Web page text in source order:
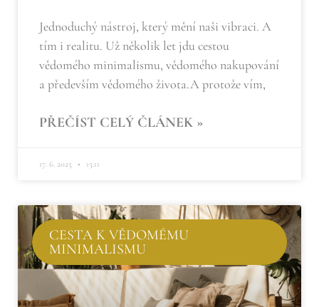
Jednoduchý nástroj, který mění naši vibraci. A
tím i realitu. Už několik let jdu cestou
vědomého minimalismu, vědomého nakupování
a především vědomého života.A protože vím,
PŘEČÍST CELÝ ČLÁNEK »
17. 6. 2025 15:11
CESTA K VĚDOMÉMU
MINIMALISMU